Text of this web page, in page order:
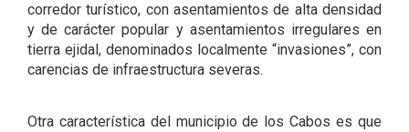
corredor turístico, con asentamientos de alta densidad
y de carácter popular y asentamientos irregulares en
tierra ejidal, denominados localmente “invasiones”, con
carencias de infraestructura severas.
Otra característica del municipio de los Cabos es que